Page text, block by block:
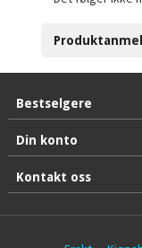
Bestselgere
Din konto
Kontakt oss